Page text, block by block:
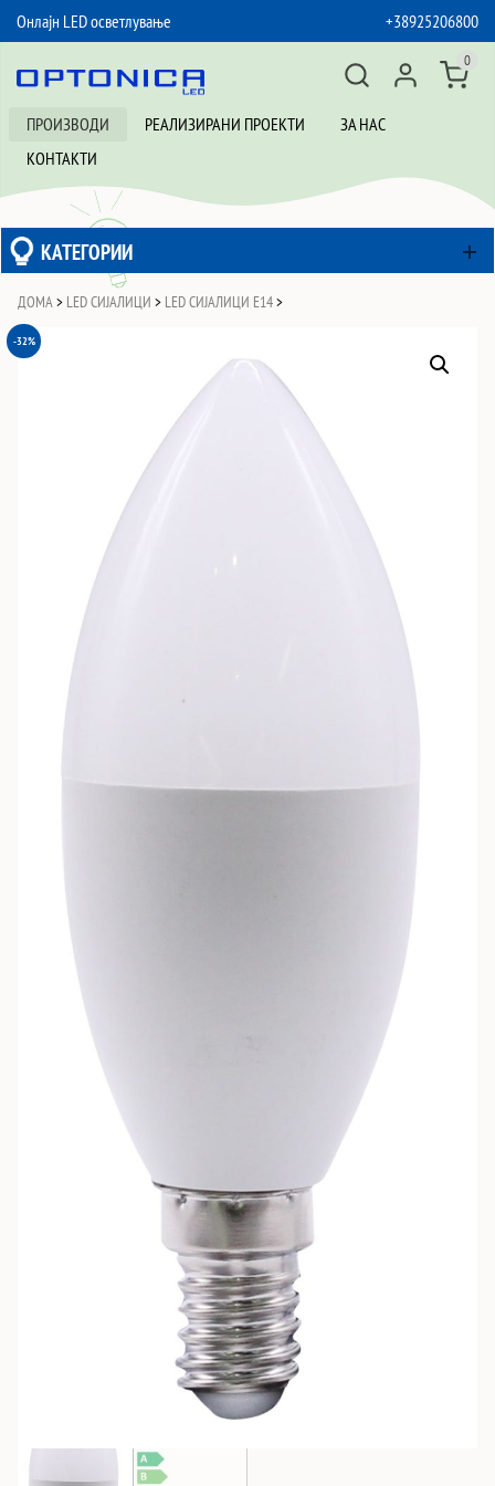
Онлајн LED осветлување
+38925206800
ПРОИЗВОДИ РЕАЛИЗИРАНИ ПРОЕКТИ
ЗА НАС
КОНТАКТИ
0
КАТЕГОРИИ
ДОМА > LED СИЈАЛИЦИ > LED СИЈАЛИЦИ Е14>
-32%